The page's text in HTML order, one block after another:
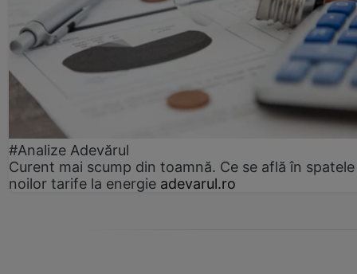
#Analize Adevărul
Curent mai scump din toamnă. Ce se află în spatele
noilor tarife la energie adevarul.ro